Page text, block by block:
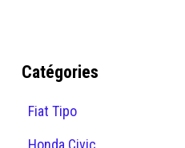
Catégories
Fiat Tipo
Honda Civic